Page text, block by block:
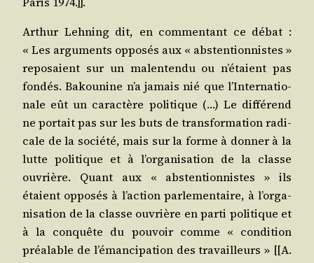
Arthur Leh­ning dit, en com­men­tant ce débat :
« Les argu­ments oppo­sés aux « abs­ten­tion­nistes »
repo­saient sur un mal­en­ten­du ou n’é­taient pas
fon­dés. Bakou­nine n’a jamais nié que l’In­ter­na­tio­
nale eût un carac­tère poli­tique (…) Le dif­fé­rend
ne por­tait pas sur les buts de trans­for­ma­tion radi­
cale de la socié­té, mais sur la forme à don­ner à la
lutte poli­tique et à l’or­ga­ni­sa­tion de la classe
ouvrière. Quant aux « abs­ten­tion­nistes » ils
étaient oppo­sés à l’ac­tion par­le­men­taire, à l’or­ga­
ni­sa­tion de la classe ouvrière en par­ti poli­tique et
à la conquête du pou­voir comme « condi­tion
préa­lable de l’é­man­ci­pa­tion des tra­vailleurs » [[A.